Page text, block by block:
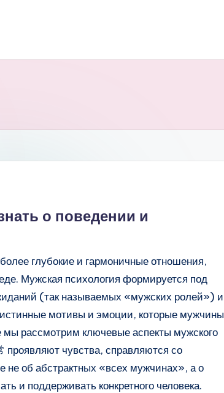
о поведении и
глубокие и гармоничные отношения,
Мужская психология формируется под
(так называемых «мужских ролей») и
мотивы и эмоции, которые мужчины
рассмотрим ключевые аспекты мужского
чувства, справляются со
об абстрактных «всех мужчинах», а о
и поддерживать конкретного человека.